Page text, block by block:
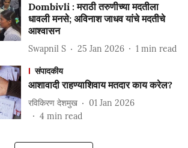
Dombivli : मराठी तरुणीच्या मदतीला
धावली मनसे; अविनाश जाधव यांचे मदतीचे
आश्वासन
Swapnil S 25 Jan 2026 1 min read
संपादकीय
आशावादी राहण्याशिवाय मतदार काय करेल?
रविकिरण देशमुख
01 Jan 2026
4 min read